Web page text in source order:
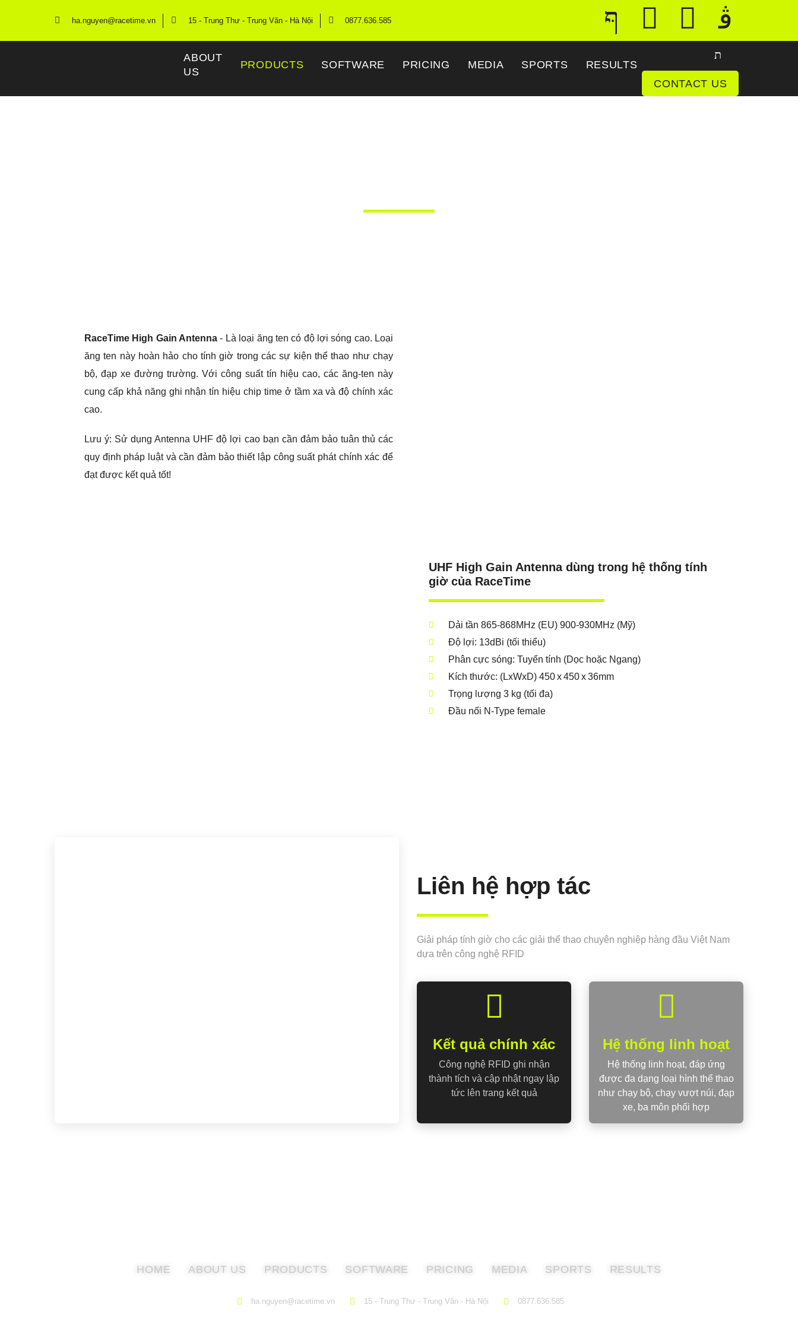
ha.nguyen@racetime.vn 15 - Trung Thư - Trung Văn - Hà Nội 0877.636.585
ABOUT
US
PRODUCTS SOFTWARE PRICING MEDIA SPORTS
RESULTS
CONTACT US
RaceTime High Gain Antenna - Là loại ăng ten có độ lợi sóng cao. Loại
ăng ten này hoàn hảo cho tính giờ trong các sự kiện thể thao như chạy
bộ, đạp xe đường trường. Với công suất tín hiệu cao, các ăng-ten này
cung cấp khả năng ghi nhận tín hiệu chip time ở tầm xa và độ chính xác
cao.
Lưu ý: Sử dụng Antenna UHF độ lợi cao bạn cần đảm bảo tuân thủ các
quy định pháp luật và cần đảm bảo thiết lập công suất phát chính xác để
đạt được kết quả tốt!
UHF High Gain Antenna dùng trong hệ thống tính
giờ của RaceTime
Dải tần 865-868MHz (EU) 900-930MHz (Mỹ)
Độ lợi: 13dBi (tối thiểu)
Phân cực sóng: Tuyến tính (Dọc hoặc Ngang)
Kích thước: (LxWxD) 450 x 450 x 36mm
Trọng lượng 3 kg (tối đa)
Đầu nối N-Type female
Liên hệ hợp tác
Giải pháp tính giờ cho các giải thể thao chuyên nghiệp hàng đầu Việt Nam
dựa trên công nghệ RFID
Kết quả chính xác
Công nghệ RFID ghi nhận
thành tích và cập nhật ngay lập
tức lên trang kết quả
Hệ thống linh hoạt
Hệ thống linh hoạt, đáp ứng
được đa dạng loại hình thể thao
như chạy bộ, chạy vượt núi, đạp
xe, ba môn phối hợp
HOME ABOUT US PRODUCTS SOFTWARE PRICING MEDIA SPORTS RESULTS
ha.nguyen@racetime.vn 15 - Trung Thư - Trung Văn - Hà Nội 0877.636.585